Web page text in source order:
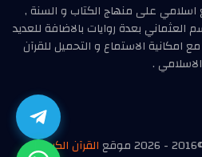
على منهاج الكتاب و السنة ,
العثماني بعدة روايات بالاضافة للعديد
امكانية الاستماع و التحميل للقرآن
.
القرآن الكريم|